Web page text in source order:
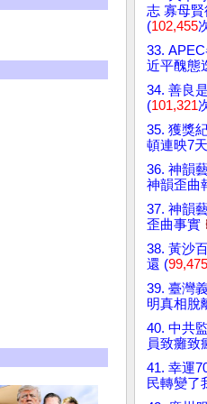
志 寡母
(102,455
33.
近平醜態
34. 善良
(101,321
35. 獲獎
頓連映7
36. 神韻
神韻歪曲
37. 神韻
歪曲事實
38. 黃沙
還 (99,475
39. 臺灣
明真相脫
40. 中共
員致癱致
41. 幸運
民轉變了